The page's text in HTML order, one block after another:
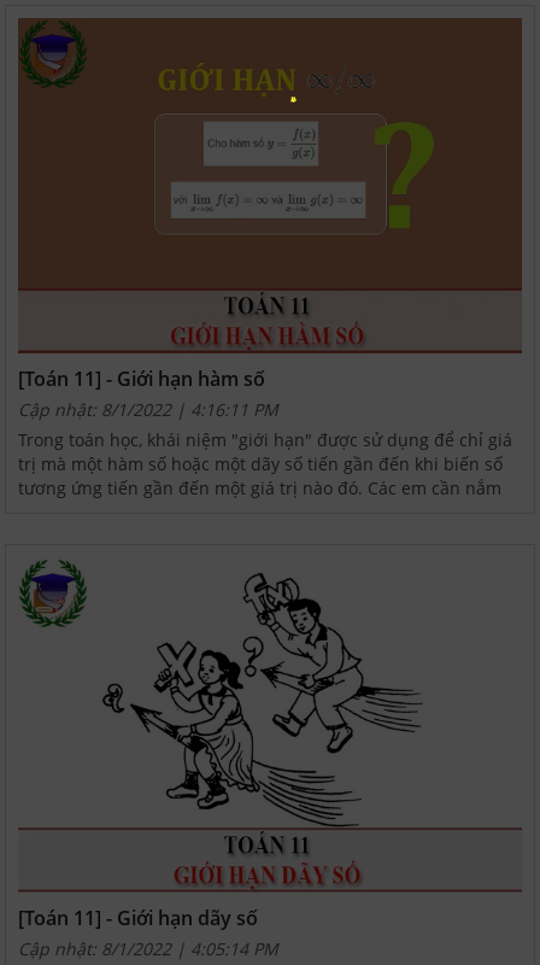
[Toán 11] - Giới hạn hàm số
Cập nhật: 8/1/2022 | 4:16:11 PM
Trong toán học, khái niệm "giới hạn" được sử dụng để chỉ giá
trị mà một hàm số hoặc một dãy số tiến gần đến khi biến số
tương ứng tiến gần đến một giá trị nào đó. Các em cần nắm
[Toán 11] - Giới hạn dãy số
Cập nhật: 8/1/2022 | 4:05:14 PM